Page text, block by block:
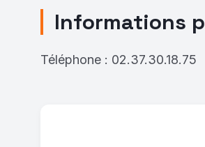
Informations
Téléphone : 02.37.30.18.75